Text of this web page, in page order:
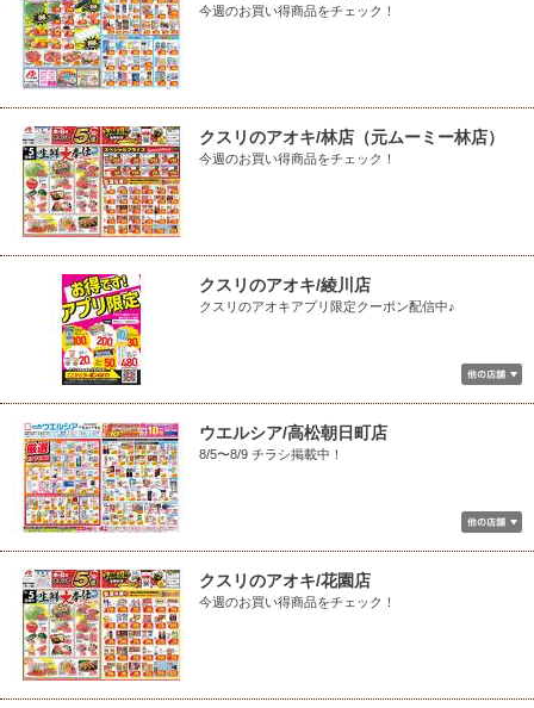
今週のお買い得商品をチェック！
クスリのアオキ/林店（元ムーミー林店）
今週のお買い得商品をチェック！
クスリのアオキ/綾川店
クスリのアオキアプリ限定クーポン配信中♪
ウエルシア/高松朝日町店
8/5〜8/9 チラシ掲載中！
クスリのアオキ/花園店
今週のお買い得商品をチェック！